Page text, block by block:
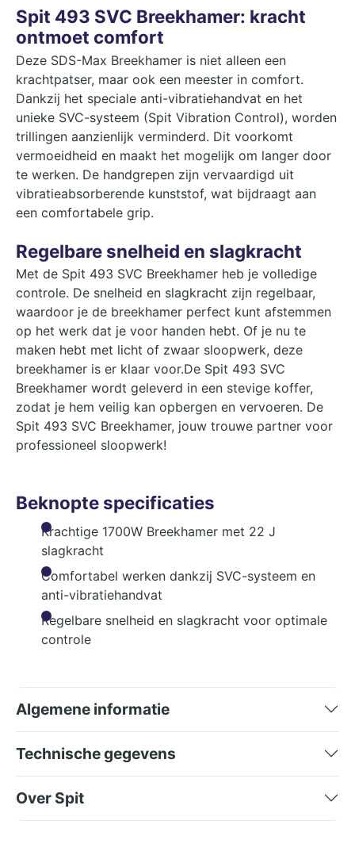
Spit 493 SVC Breekhamer: kracht
ontmoet comfort
Deze SDS-Max Breekhamer is niet alleen een
krachtpatser, maar ook een meester in comfort.
Dankzij het speciale anti-vibratiehandvat en het
unieke SVC-systeem (Spit Vibration Control), worden
trillingen aanzienlijk verminderd. Dit voorkomt
vermoeidheid en maakt het mogelijk om langer door
te werken. De handgrepen zijn vervaardigd uit
vibratieabsorberende kunststof, wat bijdraagt aan
een comfortabele grip.
Regelbare snelheid en slagkracht
Met de Spit 493 SVC Breekhamer heb je volledige
controle. De snelheid en slagkracht zijn regelbaar,
waardoor je de breekhamer perfect kunt afstemmen
op het werk dat je voor handen hebt. Of je nu te
maken hebt met licht of zwaar sloopwerk, deze
breekhamer is er klaar voor.De Spit 493 SVC
Breekhamer wordt geleverd in een stevige koffer,
zodat je hem veilig kan opbergen en vervoeren. De
Spit 493 SVC Breekhamer, jouw trouwe partner voor
professioneel sloopwerk!
Beknopte specificaties
Krachtige 1700W Breekhamer met 22 J
slagkracht
Comfortabel werken dankzij SVC-systeem en
anti-vibratiehandvat
Regelbare snelheid en slagkracht voor optimale
controle
Algemene informatie
Technische gegevens
Over Spit